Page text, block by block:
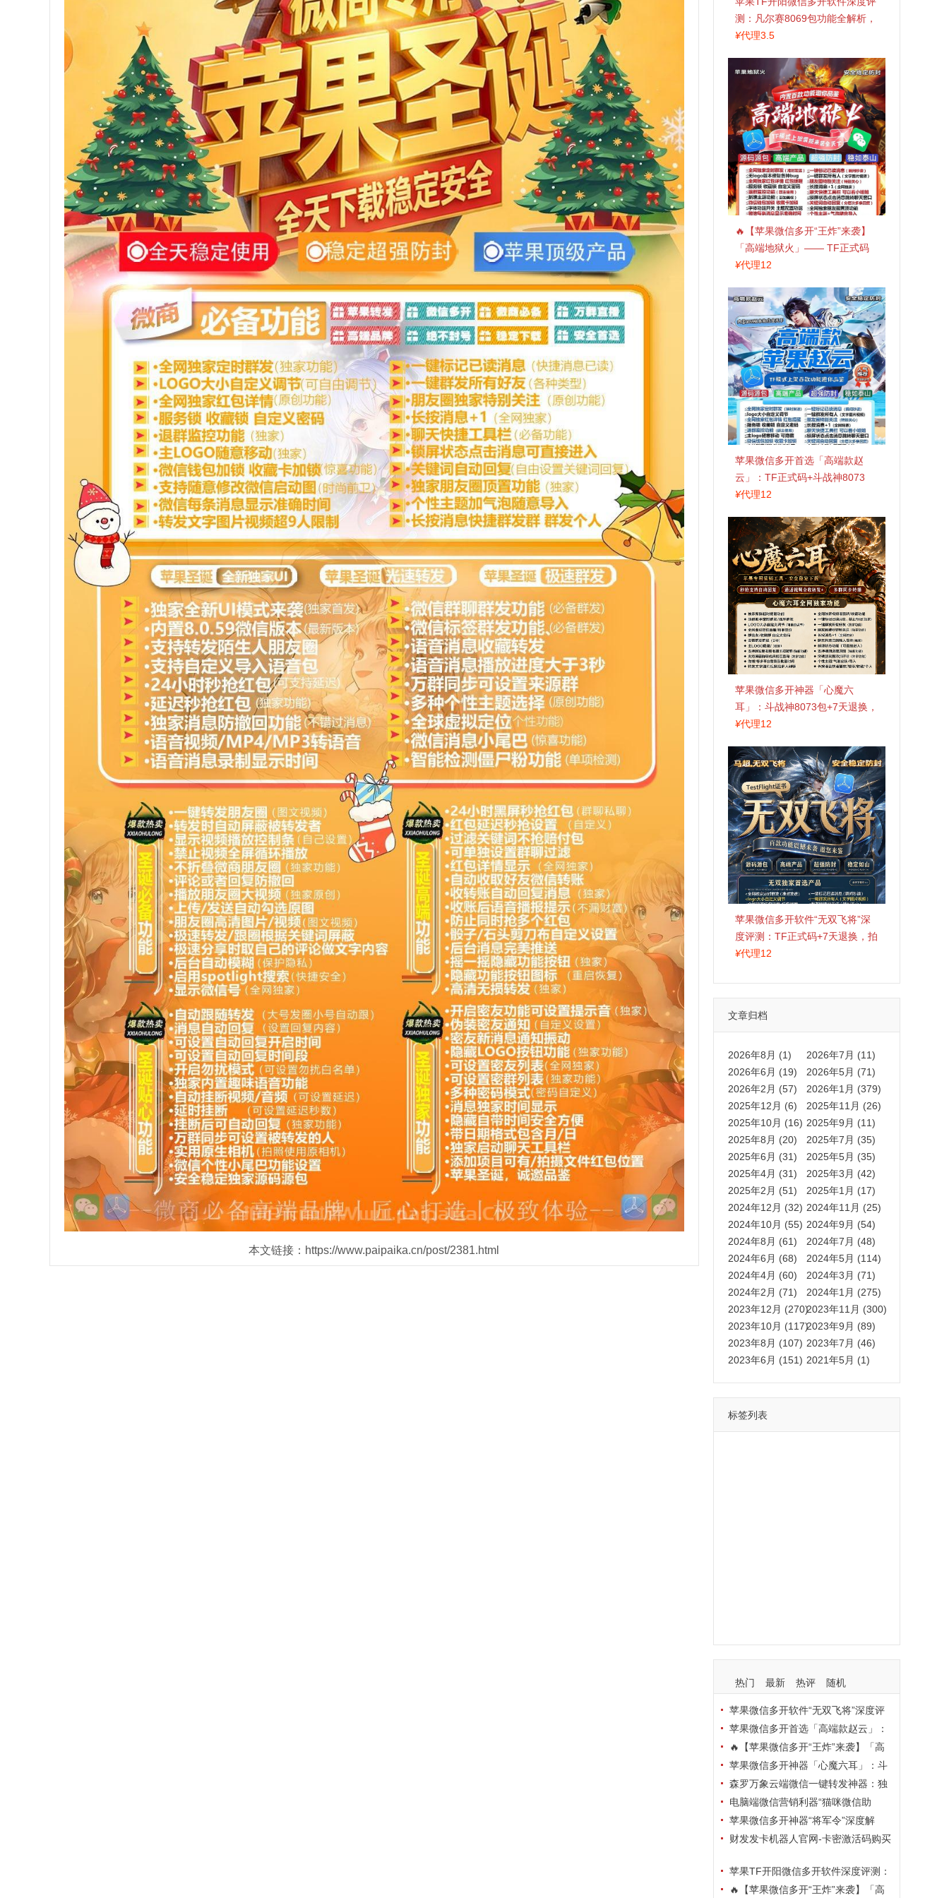
本文链接：https://www.paipaika.cn/post/2381.html
测：凡尔赛8069包功能全解析，
TestFlight稳定版上架，激活认准
¥代理3.5
🔥【苹果微信多开“王炸”来袭】
「高端地狱火」—— TF正式码
+斗战神8073包，7天退换，安全
¥代理12
苹果微信多开首选「高端款赵
云」：TF正式码+斗战神8073
包，7天退换认准拍拍卡激活码
¥代理12
苹果微信多开神器「心魔六
耳」：斗战神8073包+7天退换，
认准拍拍卡激活码商城
¥代理12
苹果微信多开软件“无双飞将”深
度评测：TF正式码+7天退换，拍
拍卡激活码商城正品保障
¥代理12
文章归档
2026年8月 (1)
2026年7月 (11)
2026年6月 (19)
2026年5月 (71)
2026年2月 (57)
2026年1月 (379)
2025年12月 (6)
2025年11月 (26)
2025年10月 (16) 2025年9月 (11)
2025年8月 (20)
2025年7月 (35)
2025年6月 (31)
2025年5月 (35)
2025年4月 (31)
2025年3月 (42)
2025年2月 (51)
2025年1月 (17)
2024年12月 (32) 2024年11月 (25)
2024年10月 (55) 2024年9月 (54)
2024年8月 (61)
2024年7月 (48)
2024年6月 (68)
2024年5月 (114)
2024年4月 (60)
2024年3月 (71)
2024年2月 (71)
2024年1月 (275)
2023年12月 (270)2023年11月 (300)
2023年10月 (117)2023年9月 (89)
2023年8月 (107) 2023年7月 (46)
2023年6月 (151) 2021年5月 (1)
标签列表
热门 最新 热评 随机
苹果微信多开软件“无双飞将”深度评
测：TF正式码+7天退换，拍拍卡激活
码商城正品保障
苹果微信多开首选「高端款赵云」：
TF正式码+斗战神8073包，7天退换认
准拍拍卡激活码商城
🔥【苹果微信多开“王炸”来袭】「高
端地狱火」—— TF正式码+斗战神807
3包，7天退换，安全防封，多开自由触
手可及！
苹果微信多开神器「心魔六耳」：斗
战神8073包+7天退换，认准拍拍卡激
活码商城
森罗万象云端微信一键转发神器：独
家源码·安全防封·月卡季卡半年卡年卡
授权，7天无理由退换！
电脑端微信营销利器“猫咪微信助
手”深度评测：7大模块功能全解析，多
卡种授权灵活选
苹果微信多开神器“将军令”深度解
析：8073版本包+TF外侧码，微商营销
财发发卡机器人官网-卡密激活码购买
换苹果TF开阳微信多开软件深度评测：
凡尔赛8069包功能全解析，TestFlight
🔥【苹果微信多开“王炸”来袭】「高